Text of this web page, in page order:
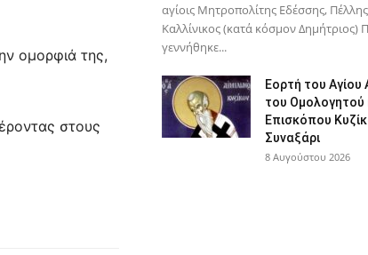
ομορφιά της,
στους
αγίοις Μητροπολίτης Εδέσσης,
Καλλίνικος (κατά κόσμον Δημήτριος)
γεννήθηκε...
Εορτή του Αγίου
του Ομολογητού
Επισκόπου
Συναξάρι
8 Αυγούστου 2026